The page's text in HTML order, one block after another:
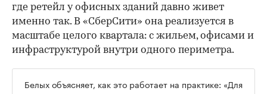
где ретейл у офисных зданий давно живет
именно так. В «СберСити» она реализуется в
масштабе целого квартала: с жильем, офисами и
инфраструктурой внутри одного периметра.
Белых объясняет, как это работает на практике: «Для